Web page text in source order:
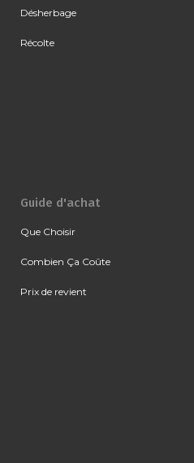
Désherbage
Récolte
Guide d'achat
Que Choisir
Combien Ça Coûte
Prix de revient